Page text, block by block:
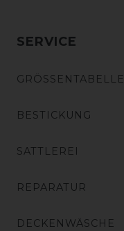
SERVICE
GRÖSSENTABELLE
BESTICKUNG
SATTLEREI
REPARATUR
DECKENWÄSCHE